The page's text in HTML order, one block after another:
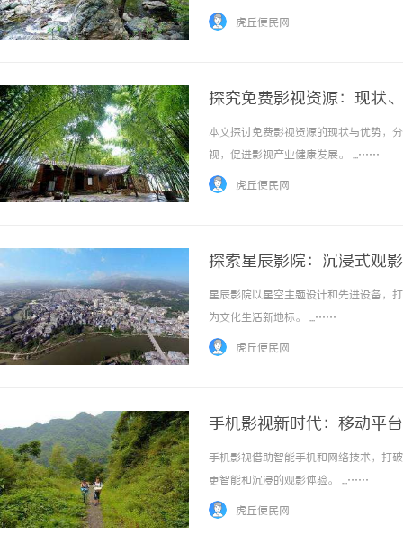
虎丘便民网
探究免费影视资源：现状
本文探讨免费影视资源的现状与优势，
视，促进影视产业健康发展。 ...……
虎丘便民网
探索星辰影院：沉浸式观
星辰影院以星空主题设计和先进设备，
为文化生活新地标。 ...……
虎丘便民网
手机影视新时代：移动平
手机影视借助智能手机和网络技术，打
更智能和沉浸的观影体验。 ...……
虎丘便民网